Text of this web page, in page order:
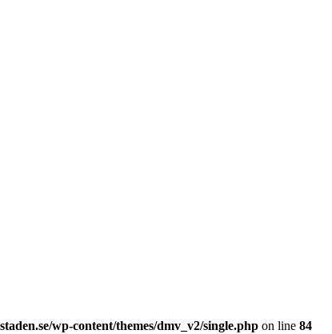
wp-content/themes/dmv_v2/single.php on line 84